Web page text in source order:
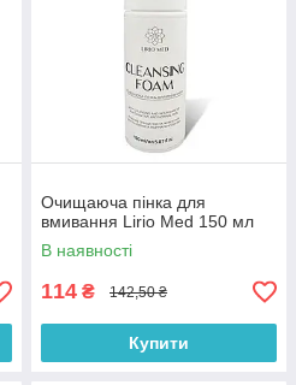
Очищаюча пінка для
вмивання Lirio Med 150 мл
В наявності
114 ₴ 142,50 ₴
Купити